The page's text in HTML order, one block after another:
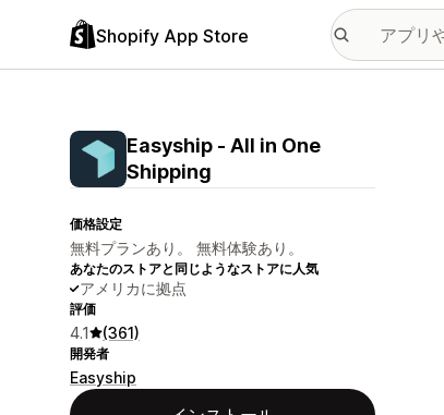
Shopify App Store
Easyship ‑ All in One
Shipping
価格設定
無料プランあり。 無料体験あり。
あなたのストアと同じようなストアに人気
アメリカに拠点
評価
4.1 (361)
開発者
Easyship